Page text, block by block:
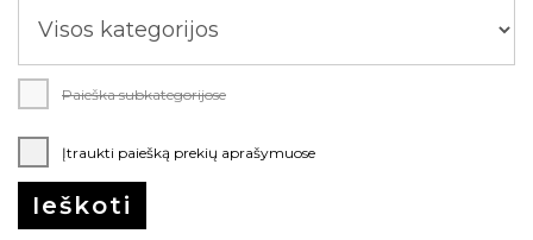
Paieška subkategorijose
Įtraukti paiešką prekių aprašymuose